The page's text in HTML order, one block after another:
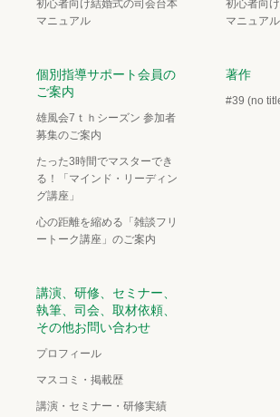
初心者向け結婚式の司会台本
マニュアル
初心者向
マニュアル
個別指導サポート会員の
ご案内
雄風会7ｔｈシーズン 参加者
募集のご案内
たった3時間でマスターでき
る！「マインド・リーディン
グ講座」
心の距離を縮める「雑談フリ
ートーク講座」のご案内
著作
#39 (no
講演、研修、セミナー、
執筆、司会、取材依頼、
その他お問い合わせ
プロフィール
マスコミ・掲載歴
講演・セミナー・研修実績